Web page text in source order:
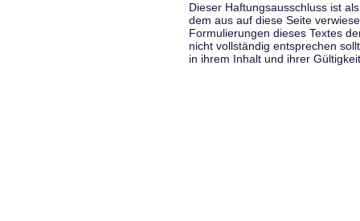
Dieser Haftungsausschluss ist
dem aus auf diese Seite
Formulierungen dieses Textes
nicht vollständig entsprechen
in ihrem Inhalt und ihrer